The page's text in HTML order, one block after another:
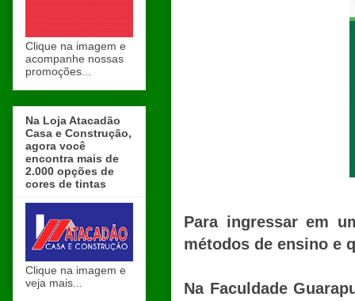
Para ingressar em
métodos de ensino e
Na Faculdade
Clique na imagem e
acompanhe nossas
promoções...
Na Loja Atacadão
Casa e Construção,
agora você
encontra mais de
2.000 opções de
cores de tintas
Clique na imagem e
veja mais...